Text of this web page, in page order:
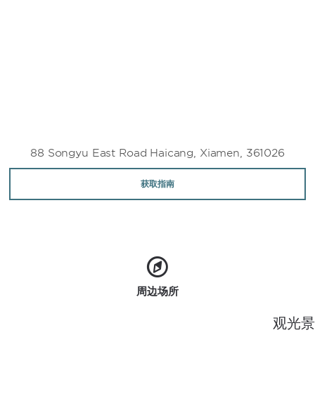
88 Songyu East Road Haicang, Xiamen, 361026
获取指南
周边场所
观光